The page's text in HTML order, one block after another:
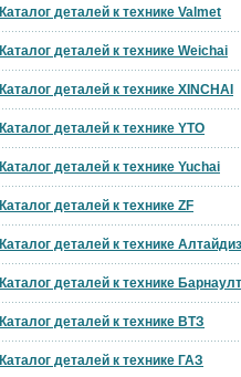
Каталог деталей к технике Valmet
Каталог деталей к технике Weichai
Каталог деталей к технике XINCHAI
Каталог деталей к технике YTO
Каталог деталей к технике Yuchai
Каталог деталей к технике ZF
Каталог деталей к технике
Каталог деталей к технике
Каталог деталей к технике ВТЗ
Каталог деталей к технике ГАЗ